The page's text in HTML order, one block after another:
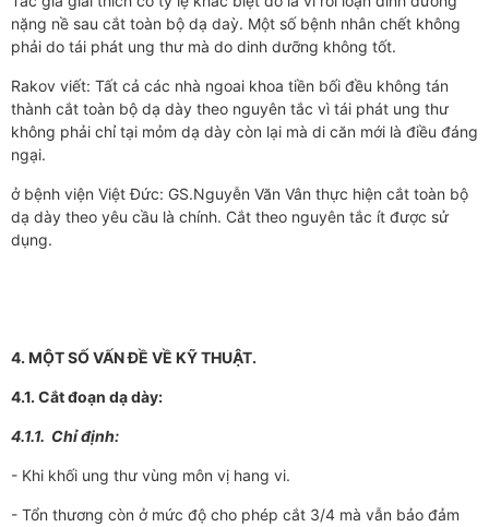
nặng nề sau cắt toàn bộ dạ daỳ. Một số bệnh nhân chết không
phải do tái phát ung thư mà do dinh dưỡng không tốt.
Rakov viết: Tất cả các nhà ngoai khoa tiền bối đều không tán
thành cắt toàn bộ dạ dày theo nguyên tắc vì tái phát ung thư
không phải chỉ tại mỏm dạ dày còn lại mà di căn mới là điều đáng
ngại.
ở bệnh viện Việt Đức: GS.Nguyễn Văn Vân thực hiện cắt toàn bộ
dạ dày theo yêu cầu là chính. Cắt theo nguyên tắc ít được sử
dụng.
4. MỘT SỐ VẤN ĐỀ VỀ KỸ THUẬT.
4.1. Cắt đoạn dạ dày:
4.1.1. Chỉ định:
- Khi khối ung thư vùng môn vị hang vi.
- Tổn thương còn ở mức độ cho phép cắt 3/4 mà vẫn bảo đảm